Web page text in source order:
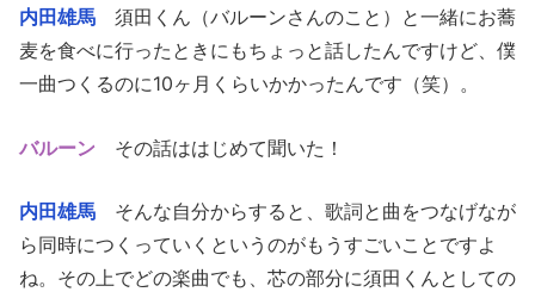
内田雄馬 須田くん（バルーンさんのこと）と一緒にお蕎
麦を食べに行ったときにもちょっと話したんですけど、僕
一曲つくるのに10ヶ月くらいかかったんです（笑）。
バルーン その話ははじめて聞いた！
内田雄馬 そんな自分からすると、歌詞と曲をつなげなが
ら同時につくっていくというのがもうすごいことですよ
ね。その上でどの楽曲でも、芯の部分に須田くんとしての